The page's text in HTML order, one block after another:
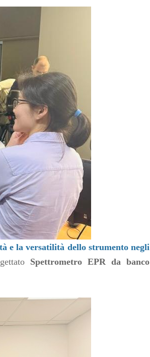
e la versatilità dello strumento negli
Spettrometro EPR da banco